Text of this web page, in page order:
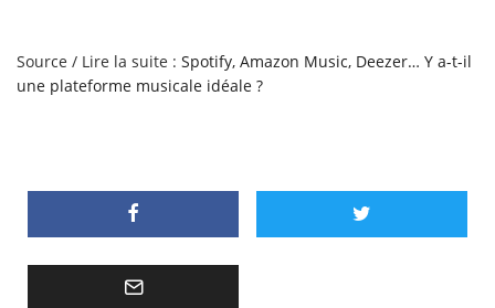
Source / Lire la suite : Spotify, Amazon Music, Deezer… Y a-t-il
une plateforme musicale idéale ?